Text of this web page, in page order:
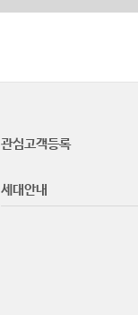
관심고객등록
세대안내